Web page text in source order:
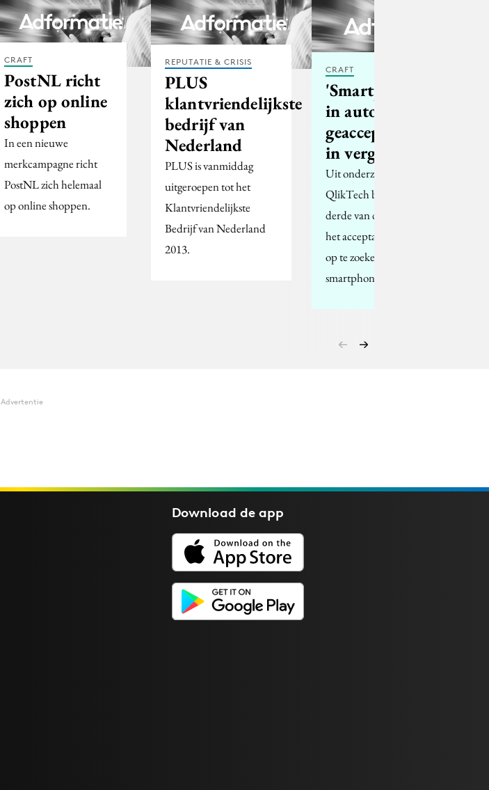
CRAFT
PostNL richt
zich op online
shoppen
In een nieuwe
merkcampagne richt
PostNL zich helemaal
op online shoppen.
REPUTATIE & CRISIS
PLUS
klantvriendelijkste
bedrijf van
Nederland
PLUS is vanmiddag
uitgeroepen tot het
Klantvriendelijkste
Bedrijf van Nederland
2013.
CRAFT
'Smartphonegebruik
in auto meer
geaccepteerd dan
in vergaderzaal'
Uit onderzoek van
QlikTech blijkt ruim een
derde van de Nederlanders
het acceptabel vind om iets
op te zoeken op de
smartphone tijdens het…
Advertentie
Download deapp